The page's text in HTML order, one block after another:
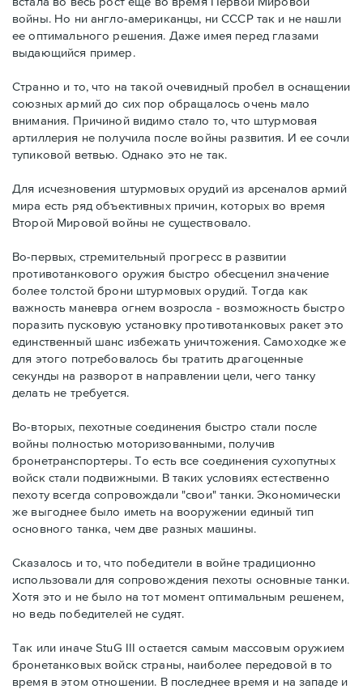
войны. Но ни англо-американцы, ни СССР так и не нашли
ее оптимального решения. Даже имея перед глазами
выдающийся пример.
Странно и то, что на такой очевидный пробел в оснащении
союзных армий до сих пор обращалось очень мало
внимания. Причиной видимо стало то, что штурмовая
артиллерия не получила после войны развития. И ее сочли
тупиковой ветвью. Однако это не так.
Для исчезновения штурмовых орудий из арсеналов армий
мира есть ряд объективных причин, которых во время
Второй Мировой войны не существовало.
Во-первых, стремительный прогресс в развитии
противотанкового оружия быстро обесценил значение
более толстой брони штурмовых орудий. Тогда как
важность маневра огнем возросла - возможность быстро
поразить пусковую установку противотанковых ракет это
единственный шанс избежать уничтожения. Самоходке же
для этого потребовалось бы тратить драгоценные
секунды на разворот в направлении цели, чего танку
делать не требуется.
Во-вторых, пехотные соединения быстро стали после
войны полностью моторизованными, получив
бронетранспортеры. То есть все соединения сухопутных
войск стали подвижными. В таких условиях естественно
пехоту всегда сопровождали "свои" танки. Экономически
же выгоднее было иметь на вооружении единый тип
основного танка, чем две разных машины.
Сказалось и то, что победители в войне традиционно
использовали для сопровождения пехоты основные танки.
Хотя это и не было на тот момент оптимальным решенем,
но ведь победителей не судят.
Так или иначе StuG III остается самым массовым оружием
бронетанковых войск страны, наиболее передовой в то
время в этом отношении. В последнее время и на западе и